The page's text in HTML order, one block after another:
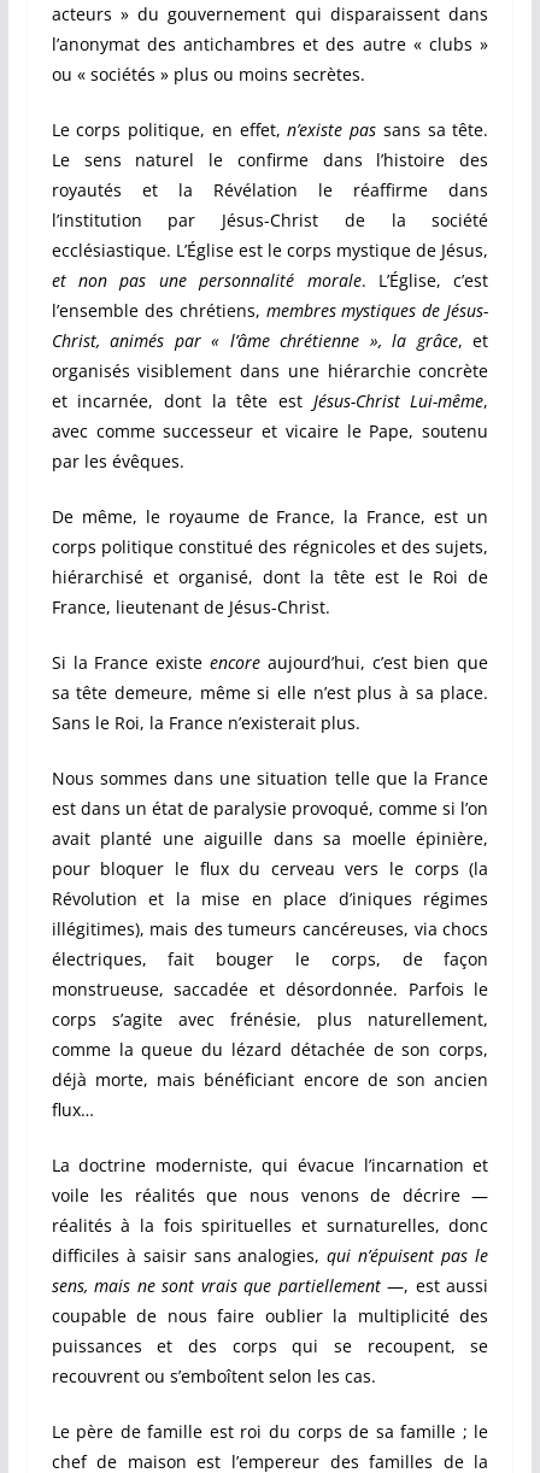
acteurs » du gouvernement qui disparaissent dans
l’anonymat des antichambres et des autre « clubs »
ou « sociétés » plus ou moins secrètes.
Le corps politique, en effet,n’existe pas sans sa tête.
Le sens naturel le confirme dans l’histoire des
royautés et la Révélation le réaffirme dans
l’institution par Jésus-Christ de la société
ecclésiastique. L’Église est le corps mystique de Jésus,
et non pas une personnalité morale. L’Église, c’est
l’ensemble des chrétiens, membres mystiques de Jésus-
Christ, animés par « l’âme chrétienne », la grâce, et
organisés visiblement dans une hiérarchie concrète
et incarnée, dont la tête est Jésus-Christ Lui-même,
avec comme successeur et vicaire le Pape, soutenu
par les évêques.
De même, le royaume de France, la France, est un
corps politique constitué des régnicoles et des sujets,
hiérarchisé et organisé, dont la tête est le Roi de
France, lieutenant de Jésus-Christ.
Si la France existe encore aujourd’hui, c’est bien que
sa tête demeure, même si elle n’est plus à sa place.
Sans le Roi, la France n’existerait plus.
Nous sommes dans une situation telle que la France
est dans un état de paralysie provoqué, comme si l’on
avait planté une aiguille dans sa moelle épinière,
pour bloquer le flux du cerveau vers le corps (la
Révolution et la mise en place d’iniques régimes
illégitimes), mais des tumeurs cancéreuses, via chocs
électriques, fait bouger le corps, de façon
monstrueuse, saccadée et désordonnée. Parfois le
corps s’agite avec frénésie, plus naturellement,
comme la queue du lézard détachée de son corps,
déjà morte, mais bénéficiant encore de son ancien
flux…
La doctrine moderniste, qui évacue l’incarnation et
voile les réalités que nous venons de décrire —
réalités à la fois spirituelles et surnaturelles, donc
difficiles à saisir sans analogies,qui n’épuisent pas le
sens, mais ne sont vrais que partiellement—, est aussi
coupable de nous faire oublier la multiplicité des
puissances et des corps qui se recoupent, se
recouvrent ou s’emboîtent selon les cas.
Le père de famille est roi du corps de sa famille ; le
chef de maison est l’empereur des familles de la